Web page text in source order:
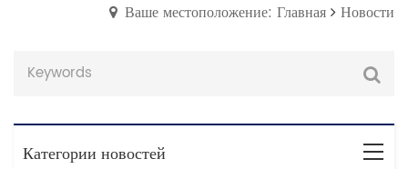
Ваше местоположение: Главная Новости
Категории новостей